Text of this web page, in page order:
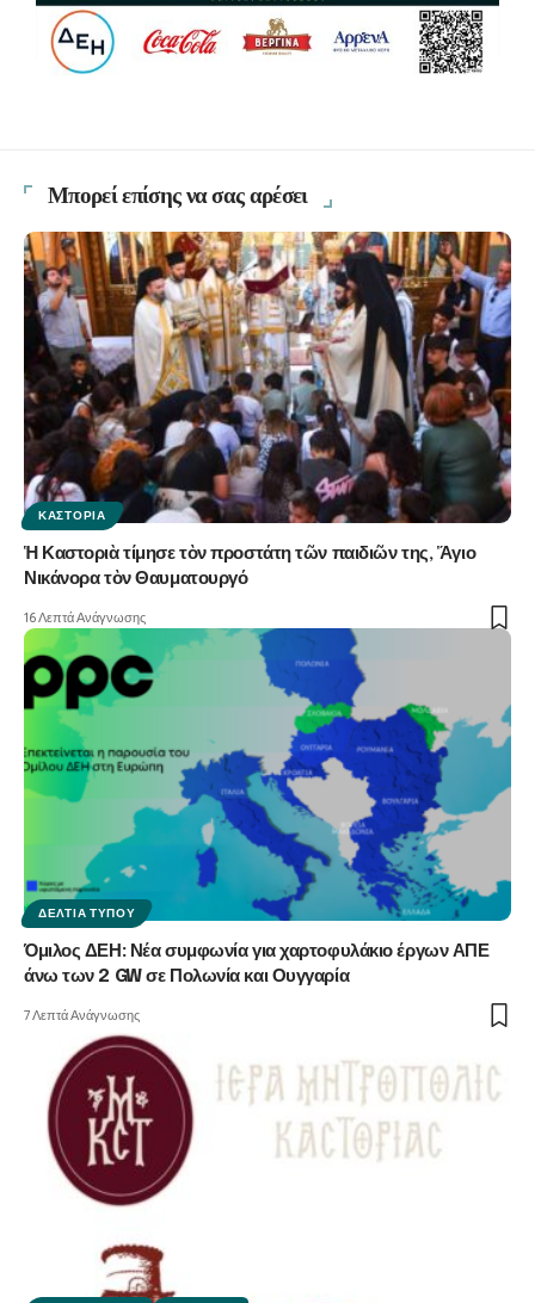
Μπορεί επίσης να σας αρέσει
ΚΑΣΤΟΡΙΆ
Ἡ Καστοριὰ τίμησε τὸν προστάτη τῶν παιδιῶν της, Ἅγιο
Νικάνορα τὸν Θαυματουργό
16 Λεπτά Ανάγνωσης
ΔΕΛΤΊΑ ΤΎΠΟΥ
Όμιλος ΔΕΗ: Νέα συμφωνία για χαρτοφυλάκιο έργων ΑΠΕ
άνω των 2 GW σε Πολωνία και Ουγγαρία
7 Λεπτά Ανάγνωσης